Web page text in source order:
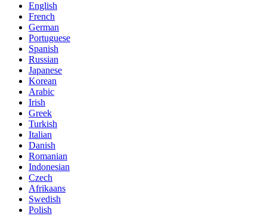
English
French
German
Portuguese
Spanish
Russian
Japanese
Korean
Arabic
Irish
Greek
Turkish
Italian
Danish
Romanian
Indonesian
Czech
Afrikaans
Swedish
Polish